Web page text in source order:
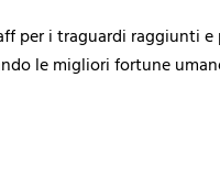
per i traguardi raggiunti e
le migliori fortune